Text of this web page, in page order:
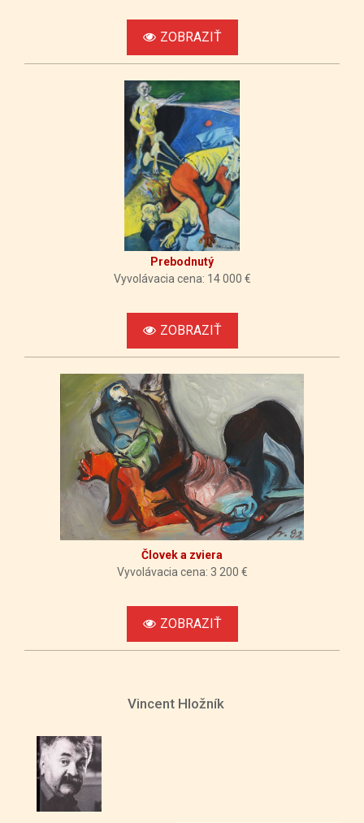
ZOBRAZIŤ
Prebodnutý
Vyvolávacia cena: 14 000 €
ZOBRAZIŤ
Človek a zviera
Vyvolávacia cena: 3 200 €
ZOBRAZIŤ
Vincent Hložník